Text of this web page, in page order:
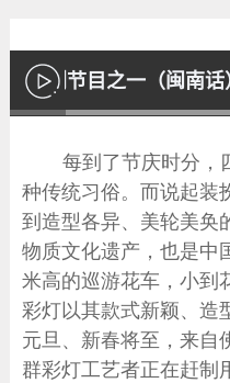
播
放
节特别节目之一（闽南
Loaded:
每到了节庆时分，
种传统习俗。而说起装
到造型各异、美轮美奂
物质文化遗产，也是中
米高的巡游花车，小到
彩灯以其款式新颖、造
元旦、新春将至，来自
群彩灯工艺者正在赶制